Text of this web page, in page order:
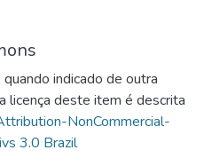
indicado de outra
licença deste item é descrita
NonCommercial-
3.0 Brazil